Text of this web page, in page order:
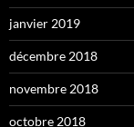
janvier 2019
décembre 2018
novembre 2018
octobre 2018